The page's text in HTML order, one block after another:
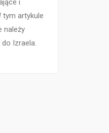
i
tym artykule
należy
Izraela.